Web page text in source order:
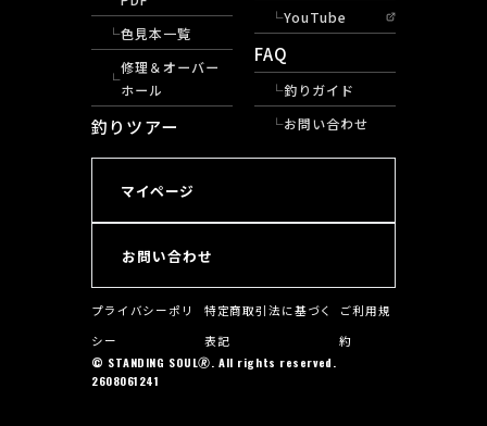
色見本一覧
修理＆オーバー
ホール
釣りツアー
YouTube
FAQ
釣りガイド
お問い合わせ
マイページ
お問い合わせ
プライバシーポリ
シー
特定商取引法に基づく
表記
ご利用規
約
© STANDING SOUL🄬. All rights reserved.
2608061241